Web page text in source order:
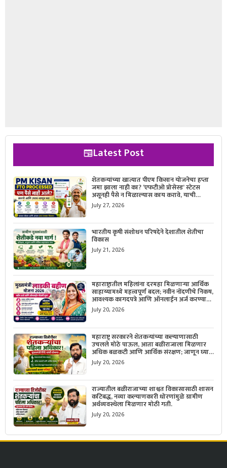
Latest Post
शेतकऱ्यांच्या खात्यात पीएम किसान योजनेचा हप्ता
जमा झाला नाही का? ‘एफटीओ प्रोसेस्ड’ स्टेटस
असूनही पैसे न मिळाल्यास काय करावे, याची
सविस्तर माहिती जाणून घ्या.
July 27, 2026
भारतीय कृषी संशोधन परिषदेने देशातील शेतीचा
विकास
July 21, 2026
महाराष्ट्रातील महिलांना दरमहा मिळणाऱ्या आर्थिक
साहाय्यामध्ये महत्त्वपूर्ण बदल; नवीन नोंदणीचे निकष,
आवश्यक कागदपत्रे आणि ऑनलाईन अर्ज करण्याची
सोपी प्रक्रिया जाणून घ्या.
July 20, 2026
महाराष्ट्र सरकारने शेतकऱ्यांच्या कल्याणासाठी
उचलले मोठे पाऊल, आता बळीराजाला मिळणार
अधिक बळकटी आणि आर्थिक संरक्षण; जाणून घ्या
सरकारचा नवा संकल्प.
July 20, 2026
राज्यातील बळीराजाच्या शाश्वत विकासासाठी शासन
कटिबद्ध, नव्या कल्याणकारी धोरणांमुळे ग्रामीण
अर्थव्यवस्थेला मिळणार मोठी गती.
July 20, 2026